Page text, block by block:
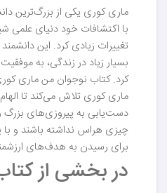
ماری کوری یکی از بزرگ‌ترین
با اکتشافات خود دنیای علمی
تغییرات زیادی کرد. این
بسیار زیاد در زندگی، به
کرد. کتاب نوجوان من ماری
ماری کوری تلاش می‌کند تا
دست‌یابی به پیروزی‌های بزرگ
چیزی هراس نداشته باشند و با
برای رسیدن به هدف‌های
در بخشی از